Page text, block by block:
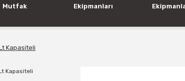
Mutfak
Ekipmanları
Kapasiteli